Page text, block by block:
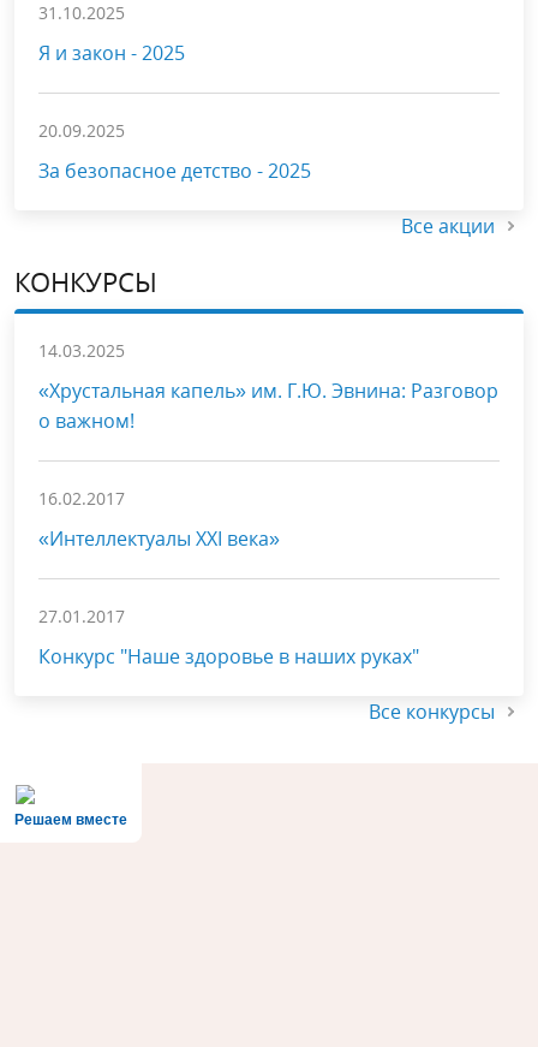
31.10.2025
Я и закон - 2025
20.09.2025
За безопасное детство - 2025
Все акции
КОНКУРСЫ
14.03.2025
«Хрустальная капель» им. Г.Ю. Эвнина: Разговор
о важном!
16.02.2017
«Интеллектуалы XXI века»
27.01.2017
Конкурс "Наше здоровье в наших руках"
Все конкурсы
Решаем вместе